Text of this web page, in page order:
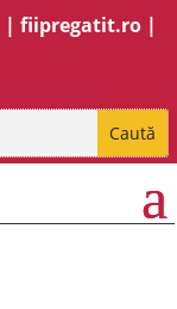
|fiipregatit.ro |